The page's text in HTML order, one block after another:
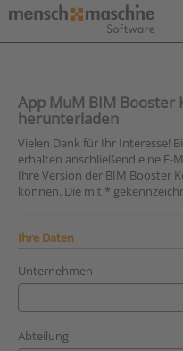
App MuM BIM Booster
herunterladen
Vielen Dank für Ihr Interesse!
erhalten anschließend eine E-
Ihre Version der BIM Booster
können. Die mit *
Ihre Daten
Unternehmen
Abteilung